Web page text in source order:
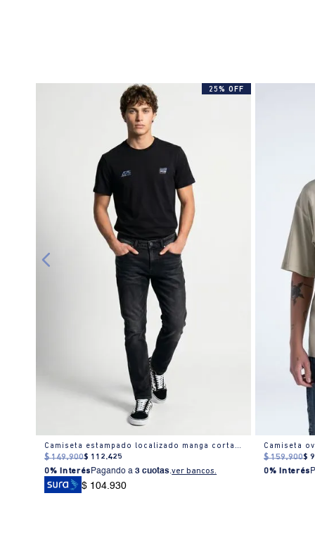
25% OFF
Camiseta estampado localizado manga corta cuello redondo para hombre
$ 149.900$ 112.425
0% Interés Pagando a3 cuotas.ver bancos.
$ 104.930
$ 159.900$
0% Interés